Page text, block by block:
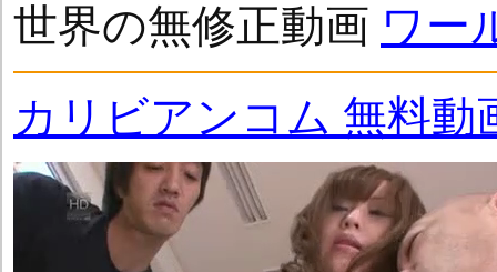
世界の無修正動画 ワー
カリビアンコム 無料動